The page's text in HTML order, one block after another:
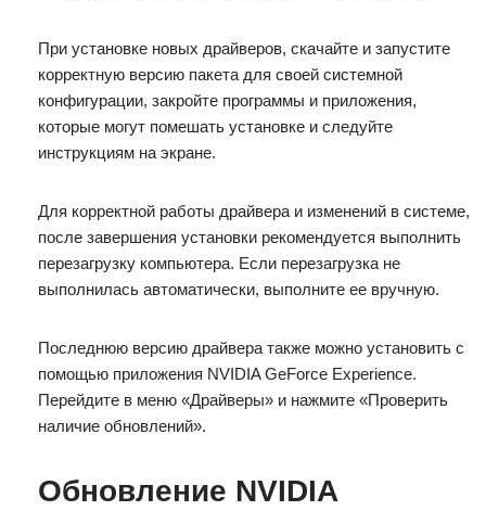
При установке новых драйверов, скачайте и запустите
корректную версию пакета для своей системной
конфигурации, закройте программы и приложения,
которые могут помешать установке и следуйте
инструкциям на экране.
Для корректной работы драйвера и изменений в системе,
после завершения установки рекомендуется выполнить
перезагрузку компьютера. Если перезагрузка не
выполнилась автоматически, выполните ее вручную.
Последнюю версию драйвера также можно установить с
помощью приложения NVIDIA GeForce Experience.
Перейдите в меню «Драйверы» и нажмите «Проверить
наличие обновлений».
Обновление NVIDIA